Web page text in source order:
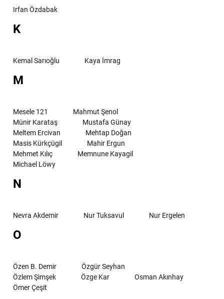
Irfan Özdabak
K
Kemal Sarıoğlu Kaya İmrag
M
Mesele 121
Mahmut Şenol
Münir Karataş
Mustafa Günay
Meltem Ercivan
Mehtap Doğan
Masis Kürkçügil
Mahir Ergun
Mehmet Kılıç
Memnune Kayagil
Michael Löwy
N
Nevra Akdemir Nur Tuksavul Nur Ergelen
O
Özen B. Demir
Özgür Seyhan
Özlem Şimşek
Özge Kar
Osman Akınhay
Ömer Çeşit